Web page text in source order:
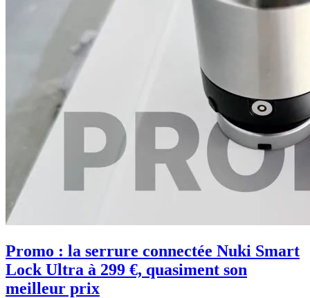
Promo : la serrure connectée Nuki Smart
Lock Ultra à 299 €, quasiment son
meilleur prix